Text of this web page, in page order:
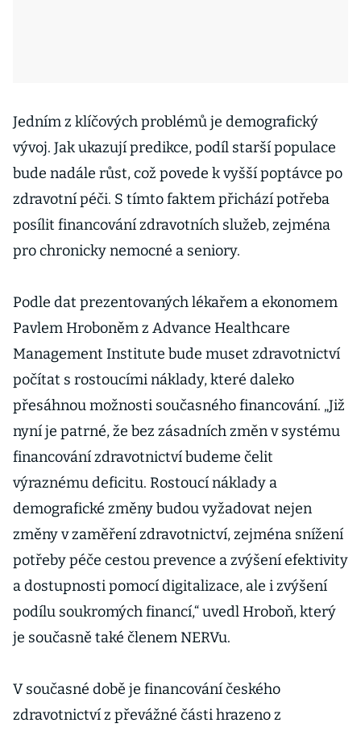
Jedním z klíčových problémů je demografický
vývoj. Jak ukazují predikce, podíl starší populace
bude nadále růst, což povede k vyšší poptávce po
zdravotní péči. S tímto faktem přichází potřeba
posílit financování zdravotních služeb, zejména
pro chronicky nemocné a seniory.
Podle dat prezentovaných lékařem a ekonomem
Pavlem Hroboněm z Advance Healthcare
Management Institute bude muset zdravotnictví
počítat s rostoucími náklady, které daleko
přesáhnou možnosti současného financování. „Již
nyní je patrné, že bez zásadních změn v systému
financování zdravotnictví budeme čelit
výraznému deficitu. Rostoucí náklady a
demografické změny budou vyžadovat nejen
změny v zaměření zdravotnictví, zejména snížení
potřeby péče cestou prevence a zvýšení efektivity
a dostupnosti pomocí digitalizace, ale i zvýšení
podílu soukromých financí,“ uvedl Hroboň, který
je současně také členem NERVu.
V současné době je financování českého
zdravotnictví z převážné části hrazeno z